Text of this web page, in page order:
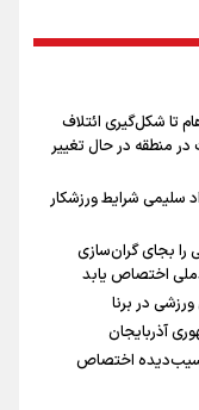
: رسانه‌های خبری
قدردان زحمات اهالی
طلا، سکه و دلار یکشنبه ۱۸ مرداد / دلار چه نقشه ای برای
تا شکل‌گیری ائتلاف
در منطقه در حال تغییر
سلیمی شرایط ورزشکار
بجای گران‌سازی
اختصاص یابد
در برنا
آذربایجان
آسیب‌دیده اختصاص